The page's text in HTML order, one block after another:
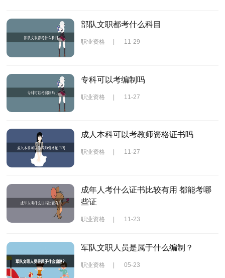
部队文职都考什么科目
职业资格 | 11-29
专科可以考编制吗
职业资格 | 11-27
成人本科可以考教师资格证书吗
职业资格 11-27
成年人考什么证书比较有用 都能考哪
些证
职业资格 11-23
军队文职人员是属于什么编制？
职业资格 05-23